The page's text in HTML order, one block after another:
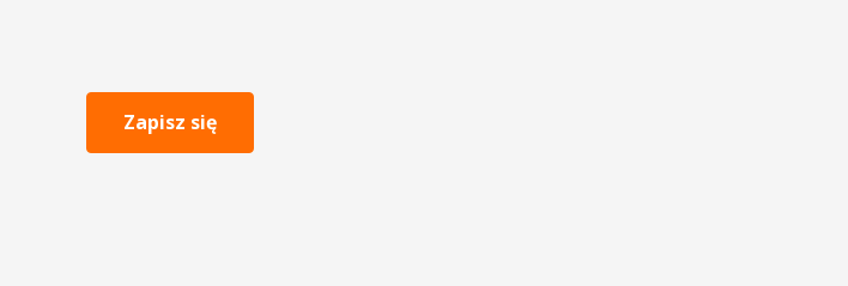
Zapisz się